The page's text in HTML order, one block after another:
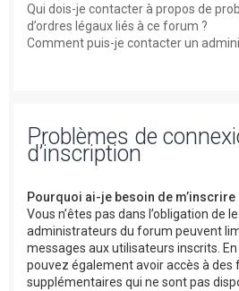
Qui dois-je contacter à propos de
d’ordres légaux liés à ce forum ?
Comment puis-je contacter un
Problèmes de
d’inscription
Pourquoi ai-je besoin de m’inscrire
Vous n’êtes pas dans l’obligation de
administrateurs du forum peuvent
messages aux utilisateurs inscrits.
pouvez également avoir accès à des
supplémentaires qui ne sont pas